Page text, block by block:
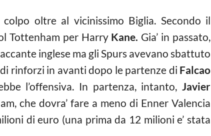
oltre al vicinissimo Biglia. Secondo il
Tottenham per Harry Kane. Gia’ in passato,
inglese ma gli Spurs avevano sbattuto
rinforzi in avanti dopo le partenze di Falcao
l’offensiva. In partenza, intanto,Javier
che dovra’ fare a meno di Enner Valencia
di euro (una prima da 12 milioni e’ stata